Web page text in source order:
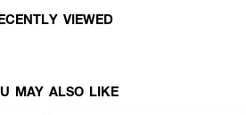
ประโลมผิว VIEWED
MAY ALSO LIKE